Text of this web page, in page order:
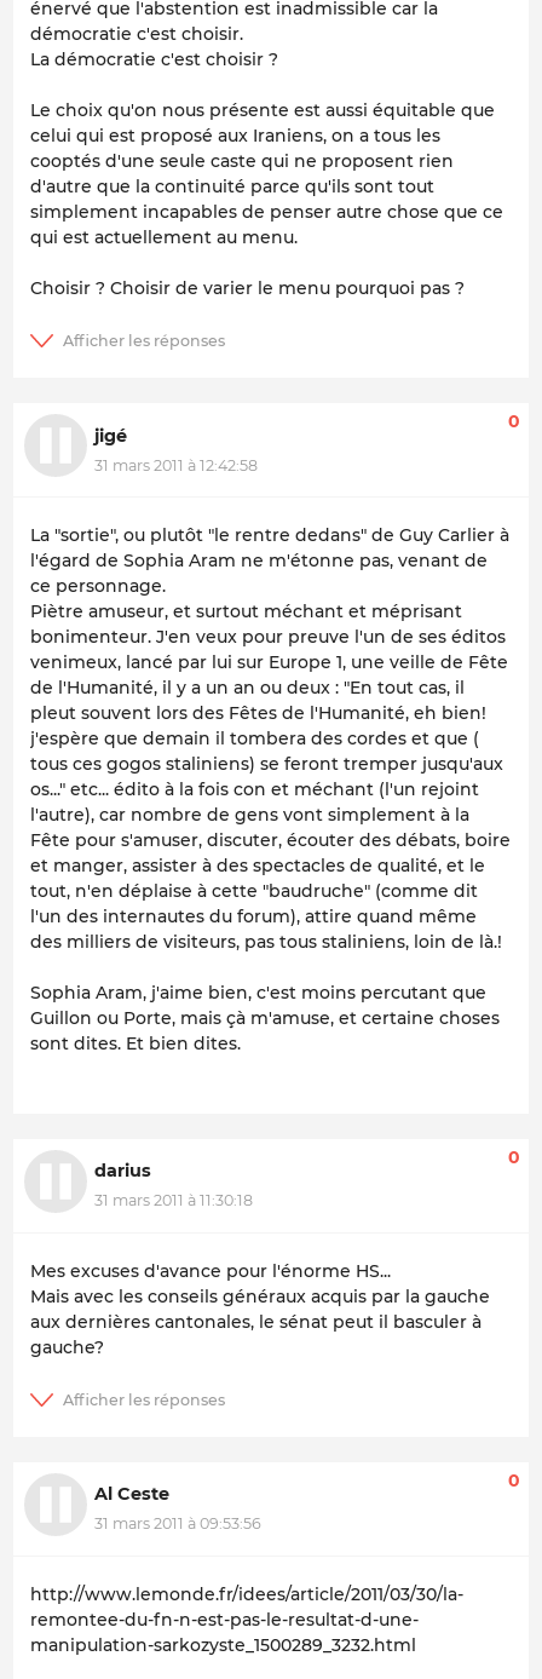
énervé que l'abstention est inadmissible car la
démocratie c'est choisir.
La démocratie c'est choisir ?
Le choix qu'on nous présente est aussi équitable que
celui qui est proposé aux Iraniens, on a tous les
cooptés d'une seule caste qui ne proposent rien
d'autre que la continuité parce qu'ils sont tout
simplement incapables de penser autre chose que ce
qui est actuellement au menu.
Choisir ? Choisir de varier le menu pourquoi pas ?
jigé
31 mars 2011 à 12:42:58
0
La "sortie", ou plutôt "le rentre dedans" de Guy Carlier à
l'égard de Sophia Aram ne m'étonne pas, venant de
ce personnage.
Piètre amuseur, et surtout méchant et méprisant
bonimenteur. J'en veux pour preuve l'un de ses éditos
venimeux, lancé par lui sur Europe 1, une veille de Fête
de l'Humanité, il y a un an ou deux : "En tout cas, il
pleut souvent lors des Fêtes de l'Humanité, eh bien!
j'espère que demain il tombera des cordes et que (
tous ces gogos staliniens) se feront tremper jusqu'aux
os..." etc... édito à la fois con et méchant (l'un rejoint
l'autre), car nombre de gens vont simplement à la
Fête pour s'amuser, discuter, écouter des débats, boire
et manger, assister à des spectacles de qualité, et le
tout, n'en déplaise à cette "baudruche" (comme dit
l'un des internautes du forum), attire quand même
des milliers de visiteurs, pas tous staliniens, loin de là.!
Sophia Aram, j'aime bien, c'est moins percutant que
Guillon ou Porte, mais çà m'amuse, et certaine choses
sont dites. Et bien dites.
darius
31 mars 2011 à 11:30:18
0
Mes excuses d'avance pour l'énorme HS...
Mais avec les conseils généraux acquis par la gauche
aux dernières cantonales, le sénat peut il basculer à
gauche?
Al Ceste
31 mars 2011 à 09:53:56
0
http://www.lemonde.fr/idees/article/2011/03/30/la-
remontee-du-fn-n-est-pas-le-resultat-d-une-
manipulation-sarkozyste_1500289_3232.html